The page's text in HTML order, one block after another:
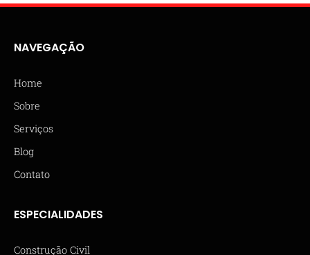
NAVEGAÇÃO
Home
Sobre
Serviços
Blog
Contato
ESPECIALIDADES
Construção Civil